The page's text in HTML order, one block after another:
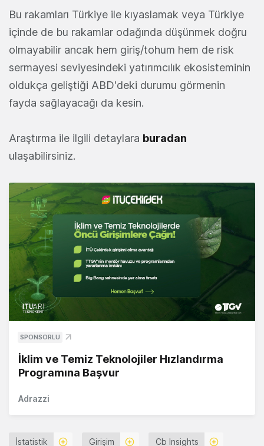
Bu rakamları Türkiye ile kıyaslamak veya Türkiye
içinde de bu rakamlar odağında düşünmek doğru
olmayabilir ancak hem giriş/tohum hem de risk
sermayesi seviyesindeki yatırımcılık ekosisteminin
oldukça geliştiği ABD'deki durumu görmenin
fayda sağlayacağı da kesin.
Araştırma ile ilgili detaylara buradan
ulaşabilirsiniz.
SPONSORLU
İklim ve Temiz Teknolojiler Hızlandırma
Programına Başvur
Adrazzi
İstatistik Girişim Cb Insights